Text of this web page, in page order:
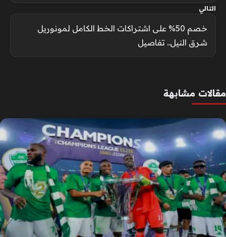
التالي
خصم 50% على اشتراكات الخط الكامل لمونوريل
شرق النيل.. تفاصيل
مقالات مشابهة